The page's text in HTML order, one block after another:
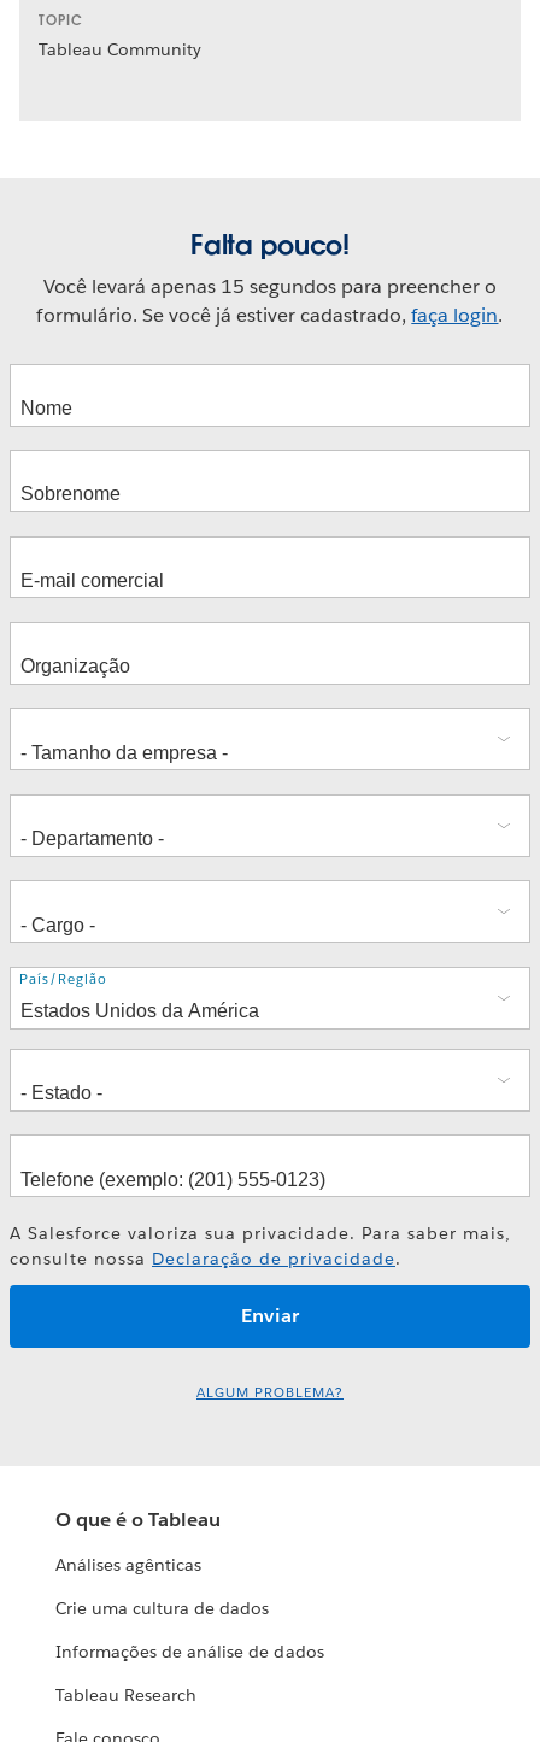
TOPIC
Tableau Community
Falta pouco!
Você levará apenas 15 segundos para preencher o
formulário. Se você já estiver cadastrado,faça login.
Endereço
País/Região
A Salesforce valoriza sua privacidade. Para saber mais,
consulte nossa Declaração de privacidade.
ALGUM PROBLEMA?
O que é o Tableau
Análises agênticas
Crie uma cultura de dados
Informações de análise de dados
Tableau Research